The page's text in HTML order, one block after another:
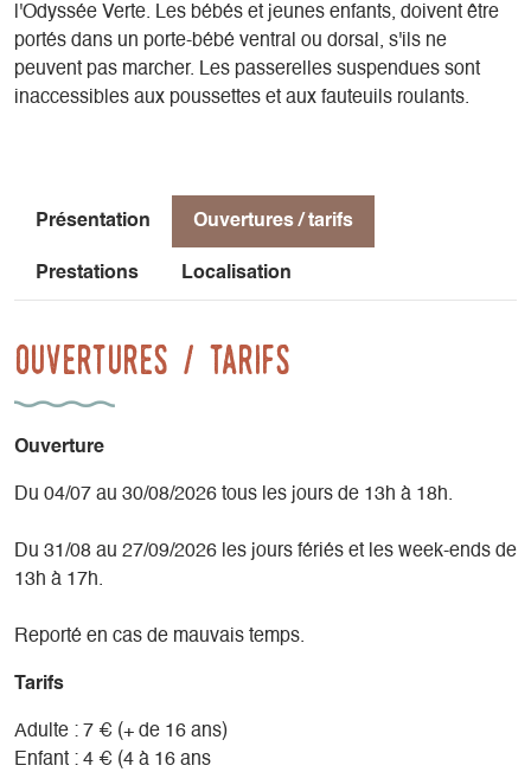
sève, les hôtes de la forêt, la régénération ...
Vous pouvez venir librement aux horaires mentionnés. La
réservation n'est obligatoire que pour les groupes scolaires,
l'Odyssée Verte. Les bébés et jeunes enfants, doivent être
portés dans un porte-bébé ventral ou dorsal, s'ils ne
peuvent pas marcher. Les passerelles suspendues sont
inaccessibles aux poussettes et aux fauteuils roulants.
Présentation Ouvertures / tarifs
Prestations Localisation
Ouvertures / tarifs
Ouverture
Du 04/07 au 30/08/2026 tous les jours de 13h à 18h.
Du 31/08 au 27/09/2026 les jours fériés et les week-ends de
13h à 17h.
Reporté en cas de mauvais temps.
Tarifs
Adulte : 7 € (+ de 16 ans)
Enfant : 4 € (4 à 16 ans